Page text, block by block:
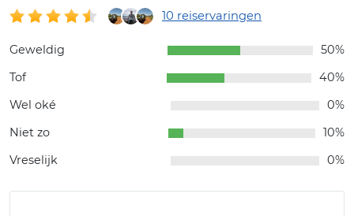
10 reiservaringen
Geweldig
50%
Tof
40%
Wel oké
0%
Niet zo
10%
Vreselijk
0%